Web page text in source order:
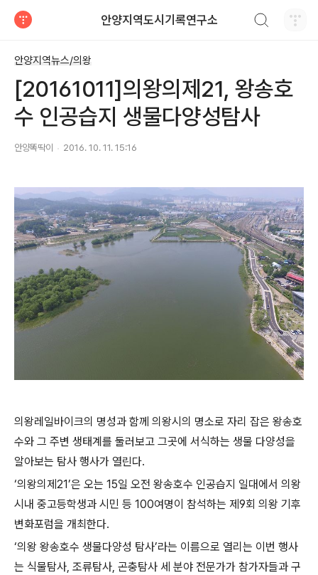
안양지역도시기록연구소
안양지역뉴스/의왕
[20161011]의왕의제21, 왕송호
수 인공습지 생물다양성탐사
안양똑딱이 2016. 10. 11. 15:16
의왕레일바이크의 명성과 함께 의왕시의 명소로 자리 잡은 왕송호
수와 그 주변 생태계를 둘러보고 그곳에 서식하는 생물 다양성을
알아보는 탐사 행사가 열린다.
‘의왕의제21’은 오는 15일 오전 왕송호수 인공습지 일대에서 의왕
시내 중고등학생과 시민 등 100여명이 참석하는 제9회 의왕 기후
변화포럼을 개최한다.
‘의왕 왕송호수 생물다양성 탐사’라는 이름으로 열리는 이번 행사
는 식물탐사, 조류탐사, 곤충탐사 세 분야 전문가가 참가자들과 구